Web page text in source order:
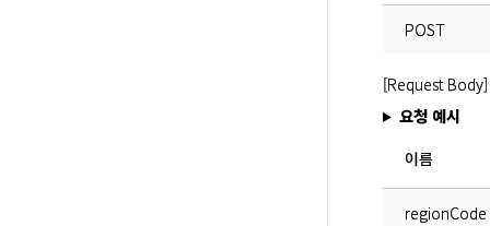
POST
[Request Body]
요청 예시
이름
regionCode